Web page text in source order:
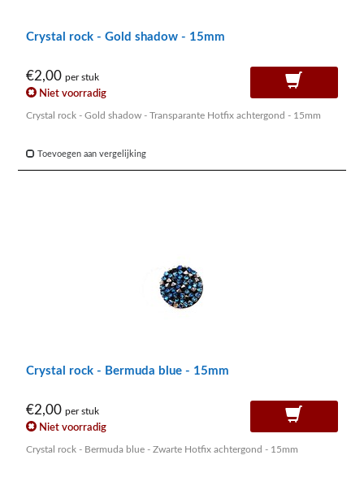
Crystal rock - Gold shadow - 15mm
€2,00 per stuk
Niet voorradig
Crystal rock - Gold shadow - Transparante Hotfix achtergond - 15mm
Toevoegen aan vergelijking
Crystal rock - Bermuda blue - 15mm
€2,00 per stuk
Niet voorradig
Crystal rock - Bermuda blue - Zwarte Hotfix achtergond - 15mm